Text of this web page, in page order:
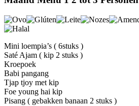
Mini loempia’s ( 6stuks )
Saté Ajam ( kip 2 stuks )
Kroepoek
Babi pangang
Tjap tjoy met kip
Foe young hai kip
Pisang ( gebakken banaan 2 stuks )